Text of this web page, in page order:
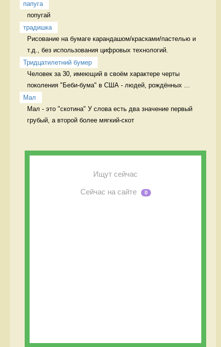
папуга
попугай
традишка
Рисование на бумаге карандашом/красками/пастелью и
т.д., без использования цифровых технологий.
Тридцатилетний бумер
Человек за 30, имеющий в своём характере черты
поколения "Беби-бума" в США - людей, рождённых ...
Мал
Мал - это "скотина" У слова есть два значение первый
грубый, а второй более мягкий-скот
Ищут сейчас
Сейчас на сайте 0